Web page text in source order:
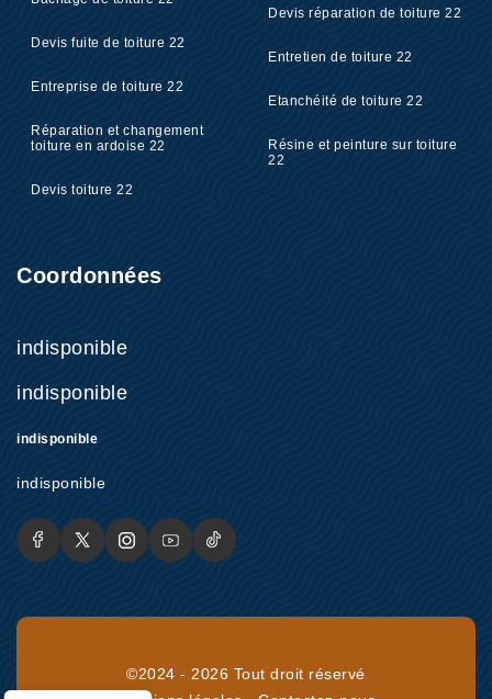
Devis fuite de toiture 22
Entreprise de toiture 22
Réparation et changement
toiture en ardoise 22
Devis toiture 22
Devis réparation de toiture 22
Entretien de toiture 22
Etanchéité de toiture 22
Résine et peinture sur toiture
22
Coordonnées
indisponible
indisponible
indisponible
indisponible
©2024 - 2026 Tout droit réservé